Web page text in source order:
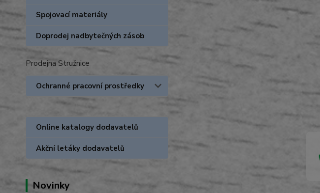
Spojovací materiály
Doprodej nadbytečných zásob
Prodejna Stružnice
Ochranné pracovní prostředky
Online katalogy dodavatelů
Akční letáky dodavatelů
Novinky